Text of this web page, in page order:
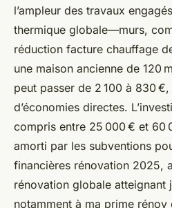
l’ampleur des travaux
thermique globale—murs,
réduction facture chauffage
une maison ancienne de 120
peut passer de 2 100 à 830 €,
d’économies directes.
compris entre 25 000 € et 60
amorti par les subventions
financières rénovation 2025,
rénovation globale atteignant
notamment à ma prime rénov